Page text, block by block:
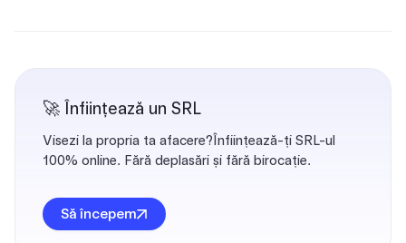
🚀 Înființează un SRL
Visezi la propria ta afacere?Înființează-ți SRL-ul
100% online. Fără deplasări și fără birocație.
Să începem